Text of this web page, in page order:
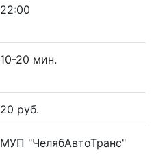
22:00
10-20 мин.
20 руб.
МУП "ЧелябАвтоТранс"